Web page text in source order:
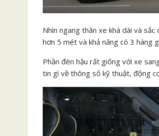
Nhìn ngang thân xe khá dài và
hơn 5 mét và khả năng có 3 hàng
Phần đèn hậu rất giống với xe
tin gì về thông số kỹ thuật, động